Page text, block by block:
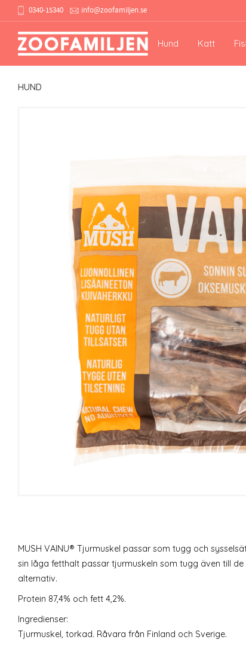
0340-15340 info@zoofamiljen.se
Hund Katt
HUND
MUSH VAINU® Tjurmuskel passar som tugg och
sin låga fetthalt passar tjurmuskeln som tugg även till
alternativ.
Protein 87,4% och fett 4,2%.
Ingredienser:
Tjurmuskel, torkad. Råvara från Finland och Sverige.